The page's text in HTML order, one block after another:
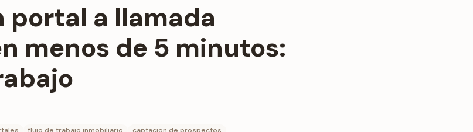
portal a llamada
menos de 5 minutos: